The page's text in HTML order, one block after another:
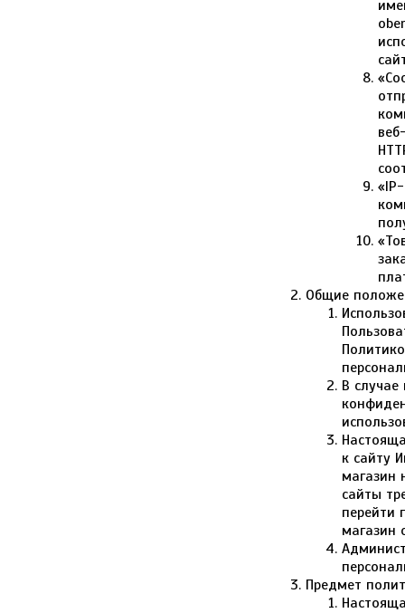
Общие
В случае
к сайту
магазин
сайты
перейти
магазин
Предмет